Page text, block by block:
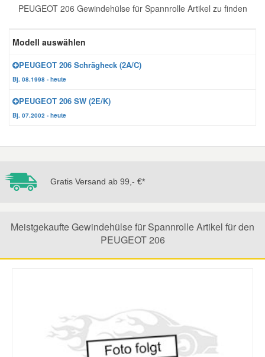
PEUGEOT 206 Gewindehülse für Spannrolle Artikel zu finden
Modell auswählen
PEUGEOT 206 Schrägheck (2A/C)
Bj. 08.1998 - heute
PEUGEOT 206 SW (2E/K)
Bj. 07.2002 - heute
Gratis Versand ab 99,- €*
Meistgekaufte Gewindehülse für Spannrolle Artikel für den
PEUGEOT 206
Winter-Autozubehör
Jeep Ersatzteile
Kia Ersatzteile
Lancia Ersatzteile
Mercedes Ersatzteile